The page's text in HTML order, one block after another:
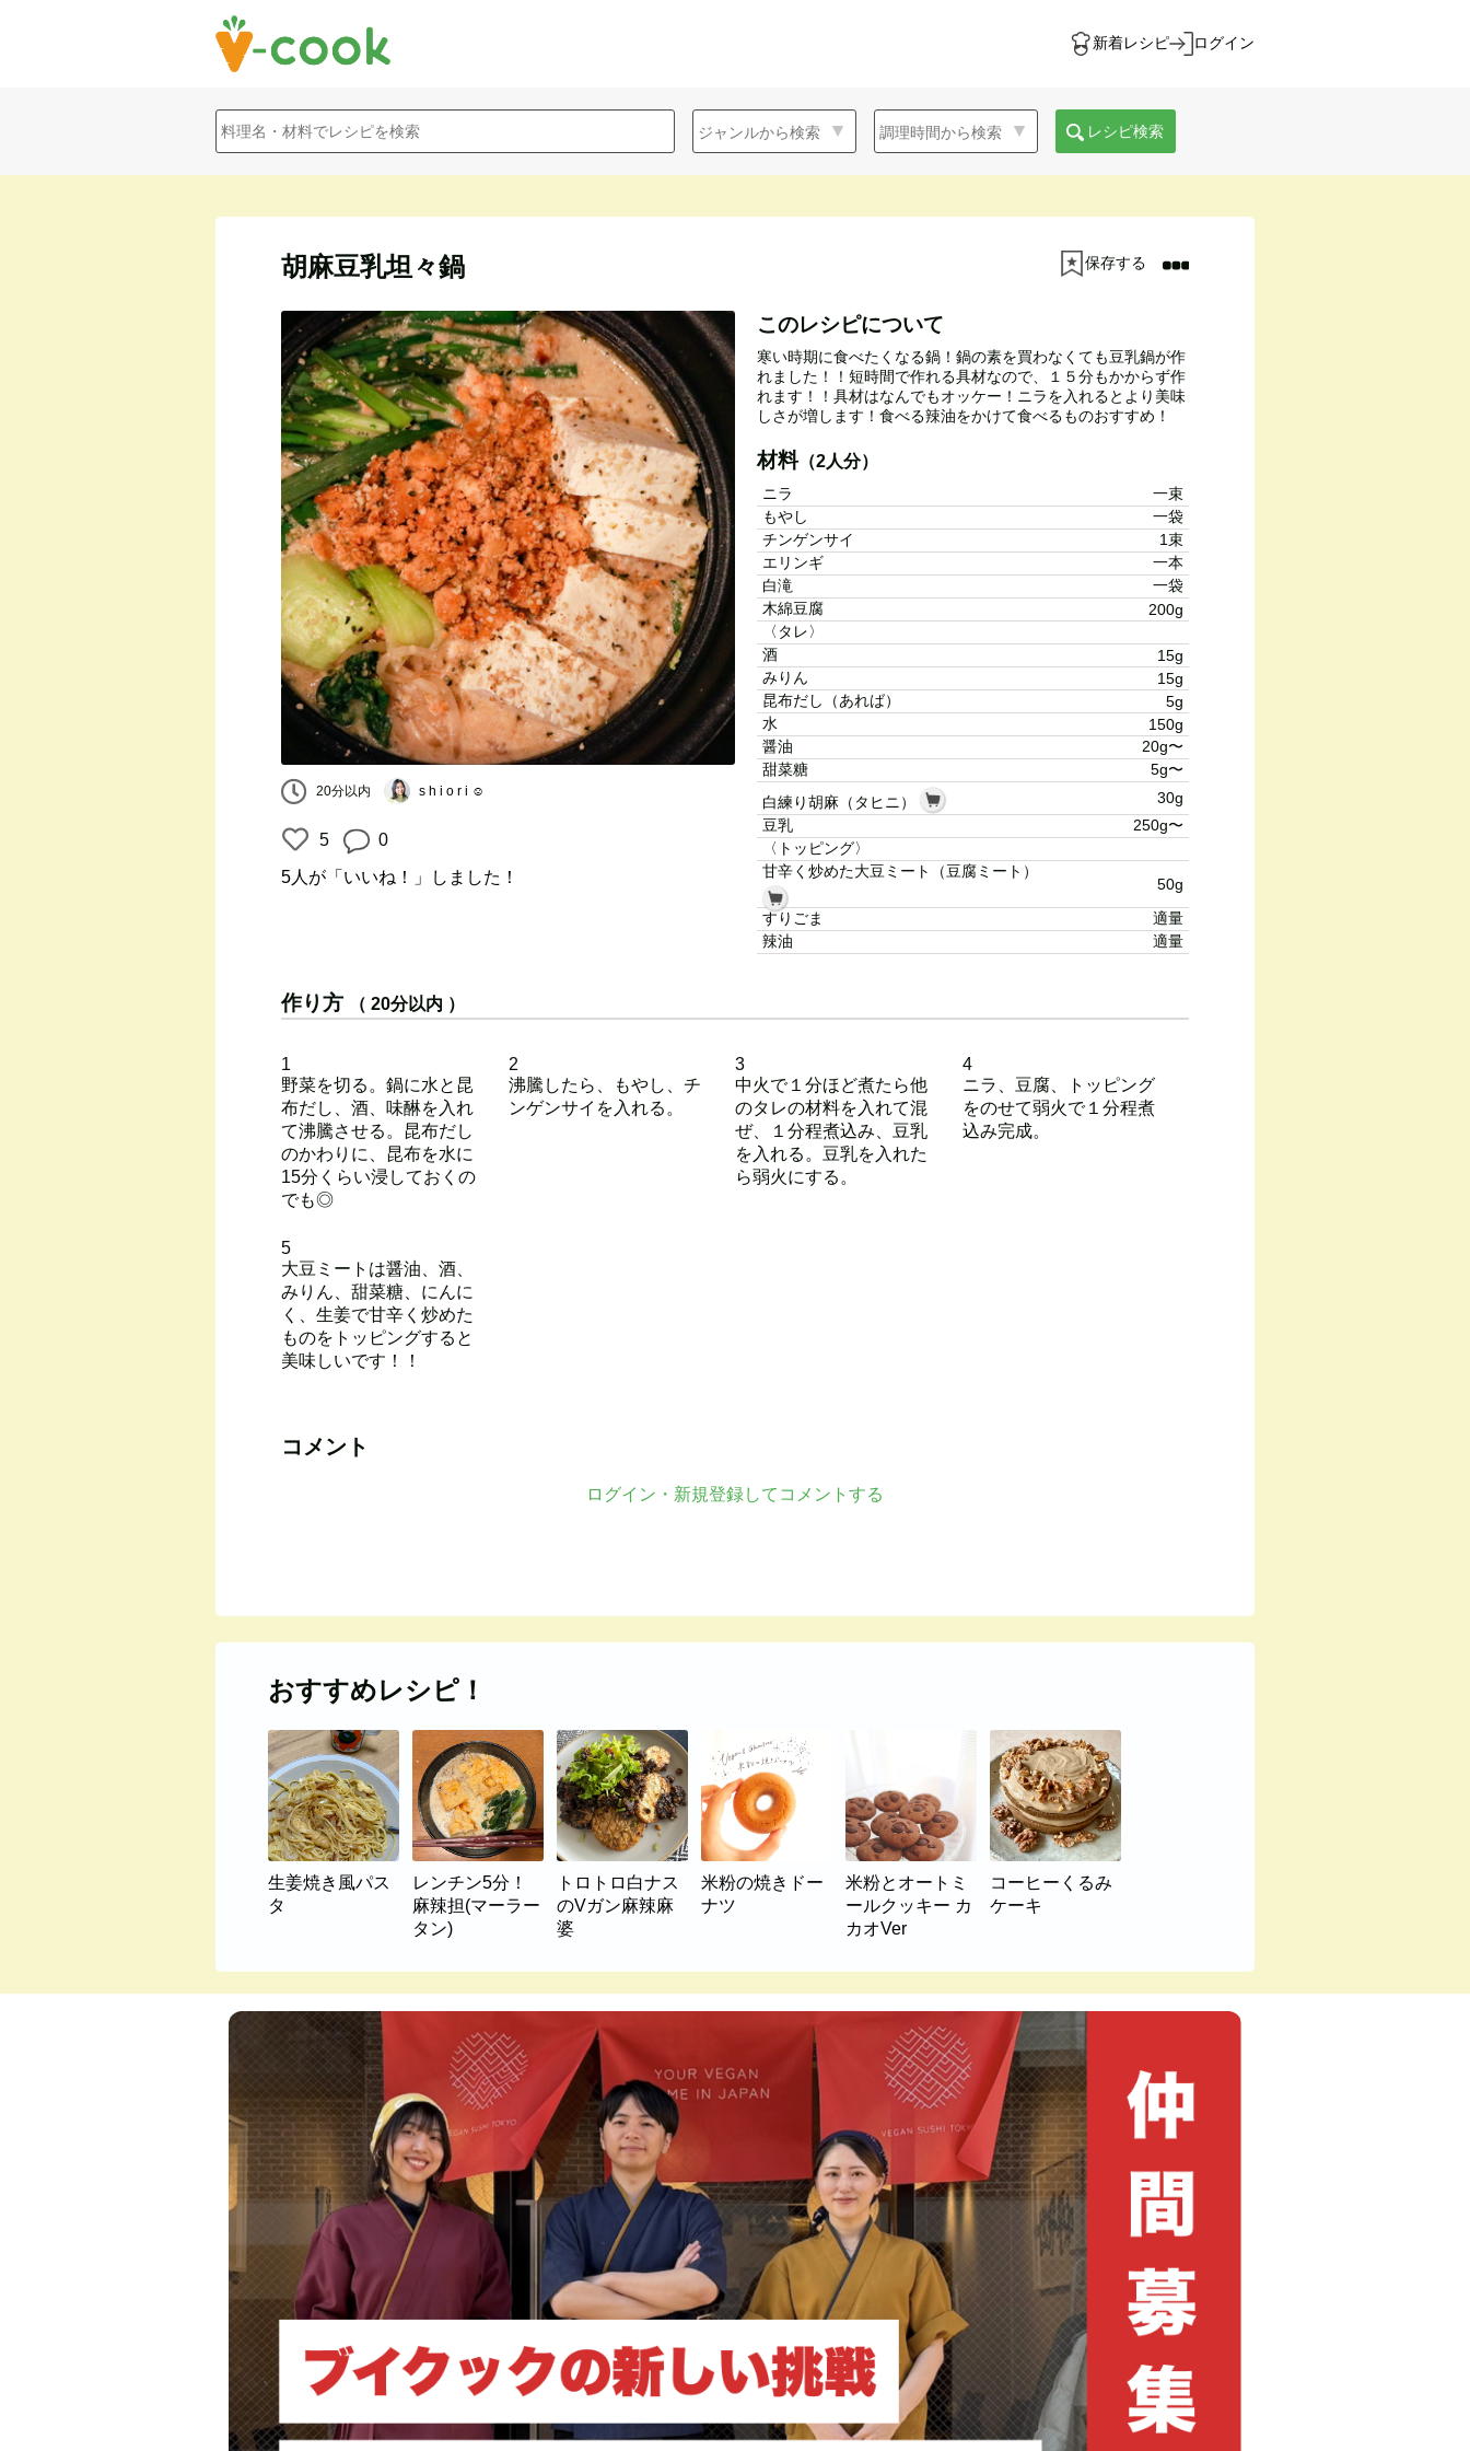
新着レシピ ログイン
レシピ検索
胡麻豆乳坦々鍋 保存する
20分以内 s h i o r i ☺︎
5 0
5人 が「いいね！」しました！
このレシピについて
寒い時期に食べたくなる鍋！鍋の素を買わなくても豆乳鍋が作
れました！！短時間で作れる具材なので、１５分もかからず作
れます！！具材はなんでもオッケー！ニラを入れるとより美味
しさが増します！食べる辣油をかけて食べるものおすすめ！
材料（2人分）
ニラ
一束
もやし
一袋
チンゲンサイ
1束
エリンギ
一本
白滝
一袋
木綿豆腐
200g
〈タレ〉
酒
15g
みりん
15g
昆布だし（あれば）
5g
水
150g
醤油
20g〜
甜菜糖
5g〜
白練り胡麻（タヒニ）
30g
豆乳
250g〜
〈トッピング〉
甘辛く炒めた大豆ミート（豆腐ミート）
50g
すりごま
適量
辣油
適量
作り方 （ 20分以内 ）
1
野菜を切る。鍋に水と昆
布だし、酒、味醂を入れ
て沸騰させる。昆布だし
のかわりに、昆布を水に
15分くらい浸しておくの
でも◎
2
沸騰したら、もやし、チ
ンゲンサイを入れる。
3
中火で１分ほど煮たら他
のタレの材料を入れて混
ぜ、１分程煮込み、豆乳
を入れる。豆乳を入れた
ら弱火にする。
4
ニラ、豆腐、トッピング
をのせて弱火で１分程煮
込み完成。
5
大豆ミートは醤油、酒、
みりん、甜菜糖、にんに
く、生姜で甘辛く炒めた
ものをトッピングすると
美味しいです！！
コメント
ログイン・新規登録してコメントする
おすすめレシピ！
生姜焼き風パス
タ
レンチン5分！
麻辣担(マーラー
タン)
トロトロ白ナス
のVガン麻辣麻
婆
米粉の焼きドー
ナツ
米粉とオートミ
ールクッキー カ
カオVer
コーヒーくるみ
ケーキ